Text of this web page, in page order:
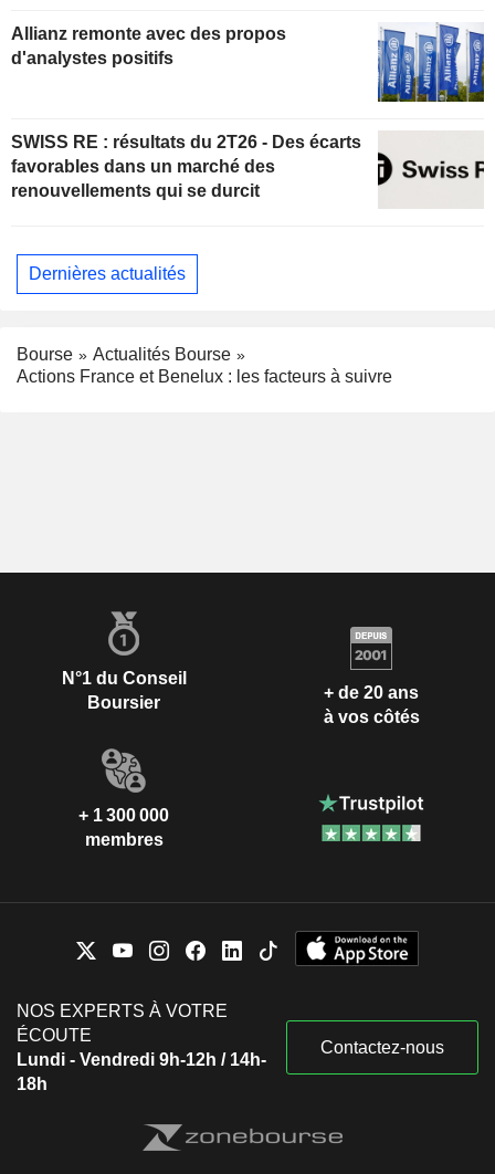
Allianz remonte avec des propos
d'analystes positifs
SWISS RE : résultats du 2T26 - Des écarts
favorables dans un marché des
renouvellements qui se durcit
Dernières actualités
Bourse
Actualités Bourse
Actions France et Benelux : les facteurs à suivre
N°1 du Conseil
Boursier
+ de 20 ans
à vos côtés
+ 1 300 000
membres
NOS EXPERTS À VOTRE
ÉCOUTE
Lundi - Vendredi 9h-12h / 14h-
18h
Contactez-nous